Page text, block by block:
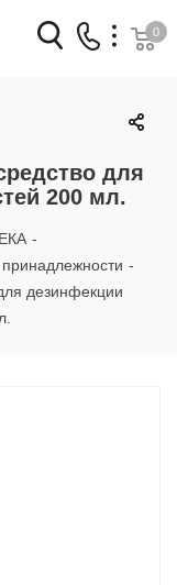
88-32
0
для
200 мл.
-
-
дезинфекции